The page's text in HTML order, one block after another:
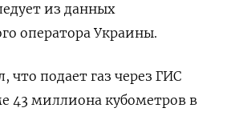
из данных
оператора Украины.
что подает газ через ГИС
43 миллиона кубометров в